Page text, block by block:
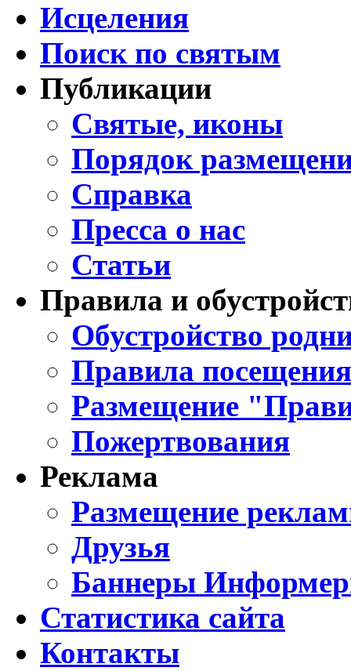
Исцеления
Поиск по святым
Публикации
Святые, иконы
Порядок
Справка
Пресса о нас
Статьи
Правила и
Обустройство
Правила
Размещение
Пожертвования
Реклама
Размещение
Друзья
Баннеры
Статистика сайта
Контакты